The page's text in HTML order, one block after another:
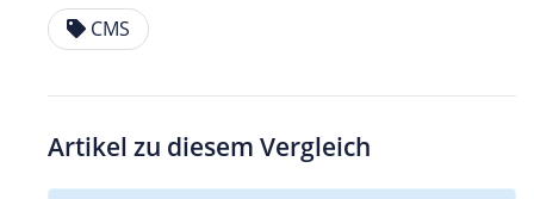
CMS
Artikel zu diesem Vergleich